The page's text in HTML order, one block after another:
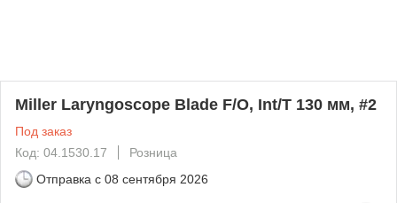
Miller Laryngoscope Blade F/O, Int/T 130 мм, #2
Под заказ
Код: 04.1530.17
Розница
Отправка с 08 сентября 2026